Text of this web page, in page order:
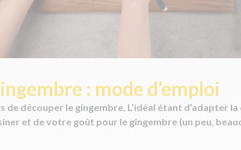
: mode d’emploi
de découper le gingembre. L’idéal étant d’adapter la
et de votre goût pour le gingembre (un peu,